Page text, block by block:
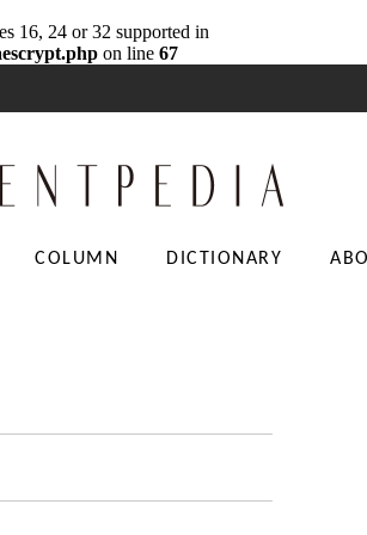
16, 24 or 32 supported in
on line 67
COLUMN DICTIONARY